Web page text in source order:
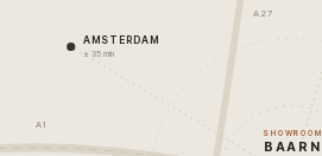
A1
A27
AMSTERDAM
± 35 min
SHOWROOM
BAARN